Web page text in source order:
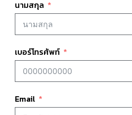
นามสกุล
เบอร์โทรศัพท์
Email